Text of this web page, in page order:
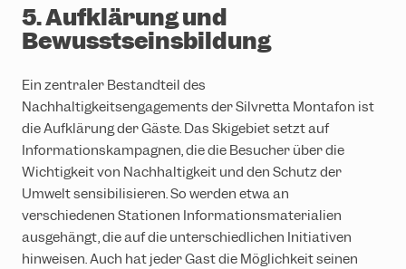
5. Aufklärung und
Bewusstseinsbildung
Ein zentraler Bestandteil des
Nachhaltigkeitsengagements der Silvretta Montafon ist
die Aufklärung der Gäste. Das Skigebiet setzt auf
Informationskampagnen, die die Besucher über die
Wichtigkeit von Nachhaltigkeit und den Schutz der
Umwelt sensibilisieren. So werden etwa an
verschiedenen Stationen Informationsmaterialien
ausgehängt, die auf die unterschiedlichen Initiativen
hinweisen. Auch hat jeder Gast die Möglichkeit seinen